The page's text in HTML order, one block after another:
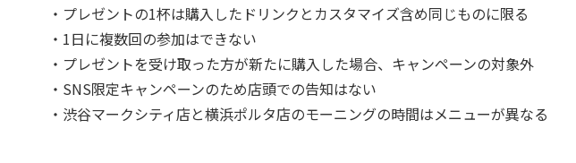
・プレゼントの1杯は購入したドリンクとカスタマイズ含め同じものに限る
・1日に複数回の参加はできない
・プレゼントを受け取った方が新たに購入した場合、キャンペーンの対象外
・SNS限定キャンペーンのため店頭での告知はない
・渋谷マークシティ店と横浜ポルタ店のモーニングの時間はメニューが異なる